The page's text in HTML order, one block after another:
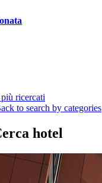
ricercati
to search by categories
hotel